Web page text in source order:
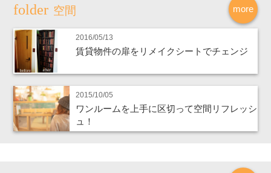
more
空間
2016/05/13
賃貸物件の扉をリメイクシートでチェンジ
2015/10/05
ワンルームを上手に区切って空間リフレッシ
ュ！